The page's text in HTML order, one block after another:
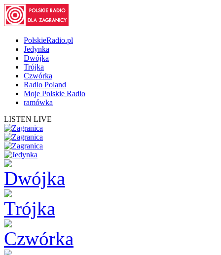
PolskieRadio.pl
Jedynka
Dwójka
Trójka
Czwórka
Radio Poland
Moje Polskie Radio
ramówka
LISTEN LIVE